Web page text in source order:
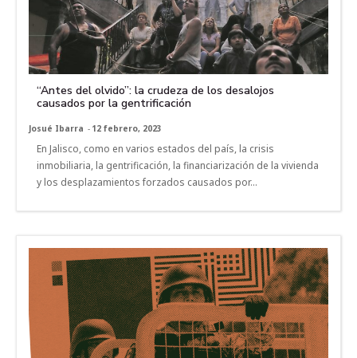
“Antes del olvido”: la crudeza de los desalojos
causados por la gentrificación
Josué Ibarra - 12 febrero, 2023
En Jalisco, como en varios estados del país, la crisis
inmobiliaria, la gentrificación, la financiarización de la vivienda
y los desplazamientos forzados causados por...